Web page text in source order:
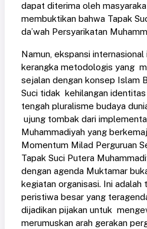
dapat diterima oleh
membuktikan bahwa Tapak
da’wah Persyarikatan
Namun, ekspansi
kerangka metodologis yang
sejalan dengan konsep Islam
Suci tidak kehilangan
tengah pluralisme budaya
ujung tombak dari
Muhammadiyah yang
Momentum Milad Perguruan
Tapak Suci Putera
dengan agenda Muktamar
kegiatan organisasi. Ini
peristiwa besar yang
dijadikan pijakan untuk
merumuskan arah gerakan